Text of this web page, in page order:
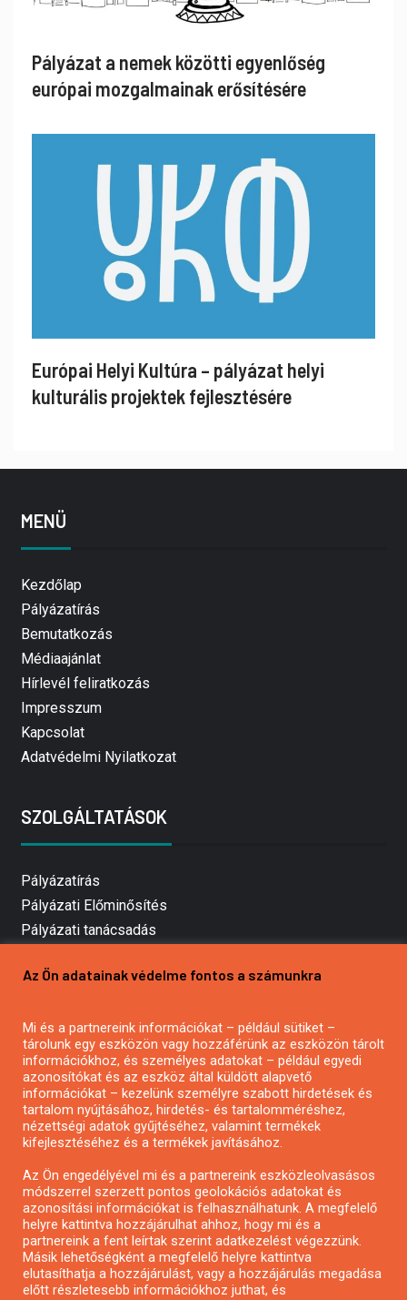
Pályázat a nemek közötti egyenlőség
európai mozgalmainak erősítésére
Európai Helyi Kultúra – pályázat helyi
kulturális projektek fejlesztésére
MENÜ
Kezdőlap
Pályázatírás
Bemutatkozás
Médiaajánlat
Hírlevél feliratkozás
Impresszum
Kapcsolat
Adatvédelmi Nyilatkozat
SZOLGÁLTATÁSOK
Pályázatírás
Pályázati Előminősítés
Pályázati tanácsadás
Mezőgazdasági pályázatírás
Pályázatírás civil szervezeteknek
Pályázatírás önkormányzatoknak
Pályázatfigyelés
Specifikus pályázatfigyelés vagy hírlevél
Pályázatok magánszemélyeknek
Pályázatok civil szervezeteknek
Pályázatok vállalkozásoknak
Az Ön adatainak védelme fontos a számunkra
Mi és a partnereink információkat – például sütiket –
tárolunk egy eszközön vagy hozzáférünk az eszközön tárolt
információkhoz, és személyes adatokat – például egyedi
azonosítókat és az eszköz által küldött alapvető
információkat – kezelünk személyre szabott hirdetések és
tartalom nyújtásához, hirdetés- és tartalomméréshez,
nézettségi adatok gyűjtéséhez, valamint termékek
kifejlesztéséhez és a termékek javításához.
Az Ön engedélyével mi és a partnereink eszközleolvasásos
módszerrel szerzett pontos geolokációs adatokat és
azonosítási információkat is felhasználhatunk. A megfelelő
helyre kattintva hozzájárulhat ahhoz, hogy mi és a
partnereink a fent leírtak szerint adatkezelést végezzünk.
Másik lehetőségként a megfelelő helyre kattintva
elutasíthatja a hozzájárulást, vagy a hozzájárulás megadása
előtt részletesebb információkhoz juthat, és